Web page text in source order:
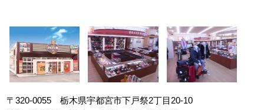
〒320-0055 栃木県宇都宮市下戸祭2丁目20-10